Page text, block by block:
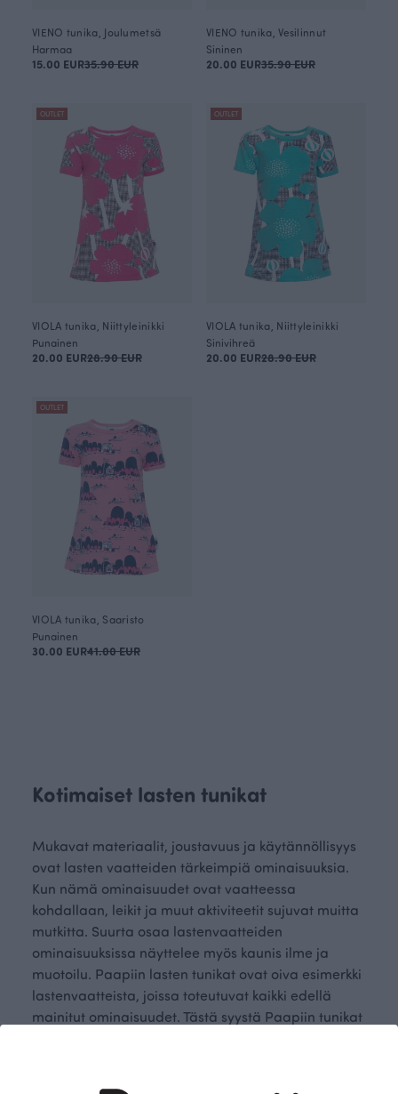
VIENO tunika, Joulumetsä
Harmaa
15.00 EUR35.90 EUR
VIENO tunika, Vesilinnut
Sininen
20.00 EUR35.90 EUR
OUTLET
VIOLA tunika, Niittyleinikki
Punainen
20.00 EUR28.90 EUR
OUTLET
VIOLA tunika, Niittyleinikki
Sinivihreä
20.00 EUR28.90 EUR
OUTLET
VIOLA tunika, Saaristo
Punainen
30.00 EUR41.00 EUR
Kotimaiset lasten tunikat
Mukavat materiaalit, joustavuus ja käytännöllisyys
ovat lasten vaatteiden tärkeimpiä ominaisuuksia.
Kun nämä ominaisuudet ovat vaatteessa
kohdallaan, leikit ja muut aktiviteetit sujuvat muitta
mutkitta. Suurta osaa lastenvaatteiden
ominaisuuksissa näyttelee myös kaunis ilme ja
muotoilu. Paapiin lasten tunikat ovat oiva esimerkki
lastenvaatteista, joissa toteutuvat kaikki edellä
mainitut ominaisuudet. Tästä syystä Paapiin tunikat